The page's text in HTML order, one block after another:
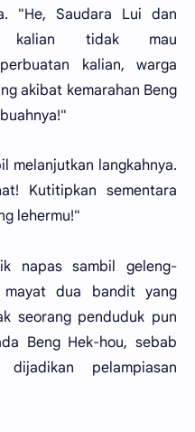
"He, Saudara Lui dan
kalian tidak mau
kalian, warga
akibat kemarahan Beng
melanjutkan langkahnya.
Kutitipkan sementara
lehermu!"
napas sambil geleng-
mayat dua bandit yang
seorang penduduk pun
Beng Hek-hou, sebab
pelampiasan